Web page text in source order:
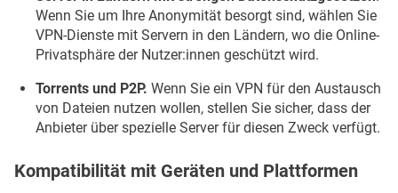
Wenn Sie um Ihre Anonymität besorgt sind, wählen Sie
VPN-Dienste mit Servern in den Ländern, wo die Online-
Privatsphäre der Nutzer:innen geschützt wird.
Torrents und P2P. Wenn Sie ein VPN für den Austausch
von Dateien nutzen wollen, stellen Sie sicher, dass der
Anbieter über spezielle Server für diesen Zweck verfügt.
Kompatibilität mit Geräten und Plattformen